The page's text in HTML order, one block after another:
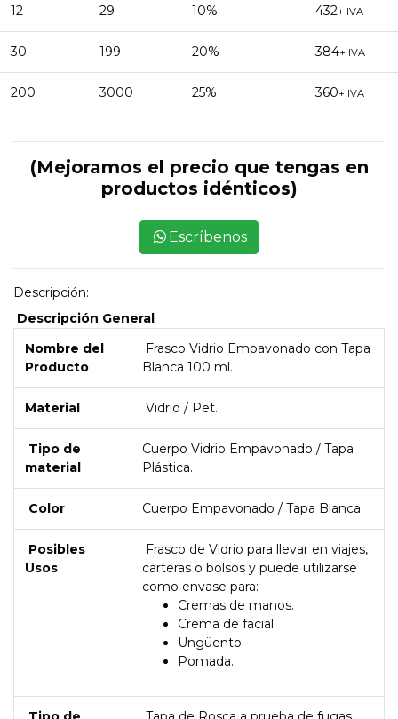
12 29 10% 432+ IVA
30 199 20% 384+ IVA
200 3000 25% 360+ IVA
(Mejoramos el precio que tengas en
productos idénticos)
Escríbenos
Descripción:
Descripción General
Nombre del
Producto
Frasco Vidrio Empavonado con Tapa
Blanca 100 ml.
Material Vidrio / Pet.
Tipo de
material
Cuerpo Vidrio Empavonado / Tapa
Plástica.
Color Cuerpo Empavonado / Tapa Blanca.
Posibles
Usos
Frasco de Vidrio para llevar en viajes,
carteras o bolsos y puede utilizarse
como envase para:
Cremas de manos.
Crema de facial.
Ungüento.
Pomada.